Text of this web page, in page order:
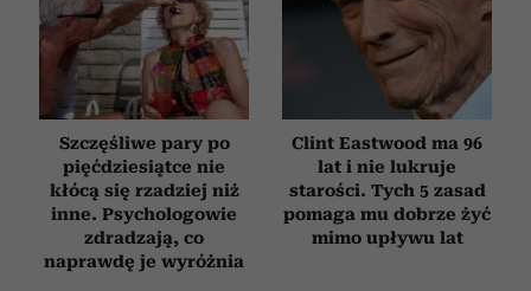
Szczęśliwe pary po
pięćdziesiątce nie
kłócą się rzadziej niż
inne. Psychologowie
zdradzają, co
naprawdę je wyróżnia
Clint Eastwood ma 96
lat i nie lukruje
starości. Tych 5 zasad
pomaga mu dobrze żyć
mimo upływu lat